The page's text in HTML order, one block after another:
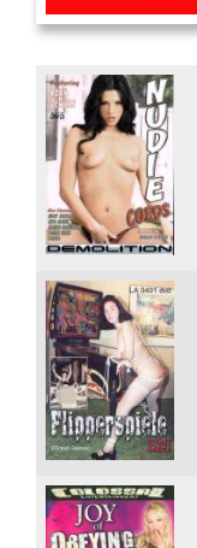
Rectal Exam